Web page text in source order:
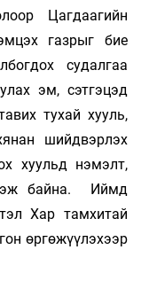
Цагдаагийн
газрыг бие
судалгаа
эм, сэтгэцэд
тухай хууль,
шийдвэрлэх
хуульд нэмэлт,
байна. Иймд
Хар тамхитай
өргөжүүлэхээр